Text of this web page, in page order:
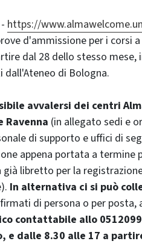
https://
d'ammissione per i corsi
dal 28 dello stesso
di Bologna.
avvalersi dei centri
Ravenna (in allegato sedi e
di supporto e uffici di
appena portata a termine
libretto per la
In alternativa ci si può
di persona o per posta,
contattabile allo
e dalle 8.30 alle 17 a